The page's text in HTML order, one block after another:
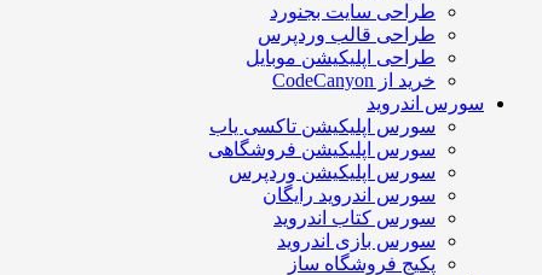
طراحی سایت بجنورد
طراحی قالب وردپرس
طراحی اپلیکیشن موبایل
خرید از CodeCanyon
سورس اندروید
سورس اپلیکیشن تاکسی یاب
سورس اپلیکیشن فروشگاهی
سورس اپلیکیشن وردپرس
سورس اندروید رایگان
سورس کتاب اندروید
سورس بازی اندروید
پکیج فروشگاه ساز